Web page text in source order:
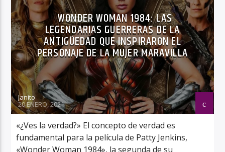
WONDER WOMAN 1984: LAS
LEGENDARIAS GUERRERAS DE LA
ANTIGÜEDAD QUE INSPIRARON EL
PERSONAJE DE LA MUJER MARAVILLA
Janito
20 ENERO, 2021
«¿Ves la verdad?» El concepto de verdad es
fundamental para la película de Patty Jenkins,
«Wonder Woman 1984», la segunda de su